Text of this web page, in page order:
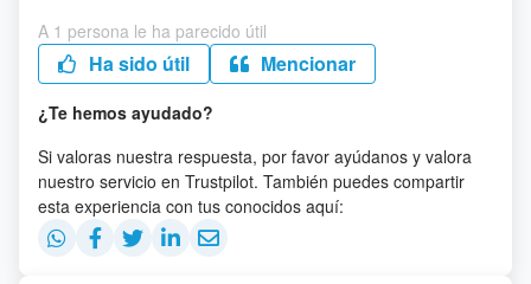
A 1 persona le ha parecido útil
Ha sido útil Mencionar
¿Te hemos ayudado?
Si valoras nuestra respuesta, por favor ayúdanos y valora
nuestro servicio en Trustpilot. También puedes compartir
esta experiencia con tus conocidos aquí: